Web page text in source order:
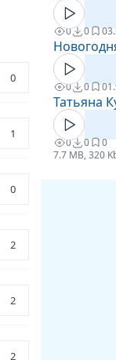
0
1
0
2
2
2
0 0 0
0 0 0
Татьяна
0 0
0
7.7 MB, 320